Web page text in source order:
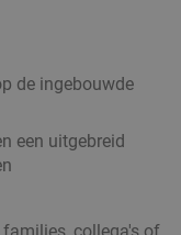
30%
Coffee and
de ingebouwde
een uitgebreid